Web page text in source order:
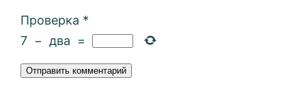
Проверка *
7 − два =